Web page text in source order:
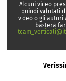
Alcuni video
quindi valutati
video o gli autori
basterà